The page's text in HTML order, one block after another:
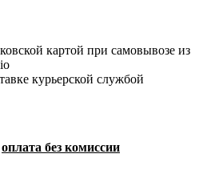
картой при самовывозе из
курьерской службой
оплата без комиссии